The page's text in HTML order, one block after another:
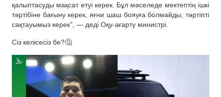
қалыптасуды мақсат етуі керек. Бұл мәселеде мектептің ішкі
тәртібіне бағыну керек, яғни шаш бояуға болмайды, тәртіпті
сақтауымыз керек”, — деді Оқу-ағарту министрі.
Сіз келісесіз бе?🤔